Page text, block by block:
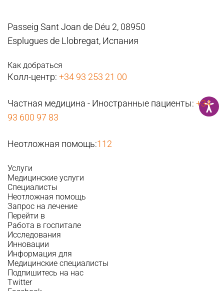
Passeig Sant Joan de Déu 2, 08950
Esplugues de Llobregat, Испания
Как добраться
Колл-центр: +34 93 253 21 00
Частная медицина - Иностранные пациенты: +34
93 600 97 83
Неотложная помощь:112
Услуги
Медицинские услуги
Специалисты
Неотложная помощь
Запрос на лечение
Перейти в
Работа в госпитале
Исследования
Инновации
Информация для
Медицинские специалисты
Подпишитесь на нас
Twitter